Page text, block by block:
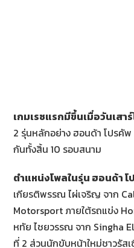
เกมเรซแรกมีขึ้นเมื่อวันเสาร์
2 รุ่นหลักอย่าง ฮอนด้า โปรคั
กันทั้งสิ้น 10 รอบสนาม
ตำแหน่งโพลในรุ่น ฮอนด้า โ
เกียรติพรรณ ไผ่เจริญ จาก
Motorsport ภายใต้รถแข่ง
หทัย ไชยวรรณ จาก Singha
ที่ 2 ส่วนนักขับหน้าใหม่ชาวรัส